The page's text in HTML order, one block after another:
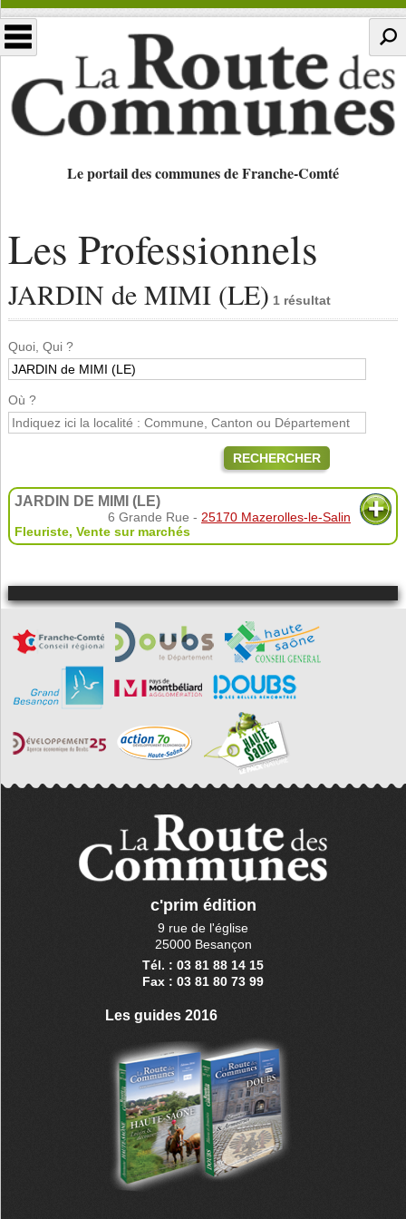
Le portail des communes de Franche-Comté
Les Professionnels
JARDIN de MIMI (LE) 1 résultat
Quoi, Qui ?
Où ?
RECHERCHER
JARDIN DE MIMI (LE)
6 Grande Rue - 25170 Mazerolles-le-Salin
Fleuriste, Vente sur marchés
c'prim édition
9 rue de l'église
25000 Besançon
Tél. : 03 81 88 14 15
Fax : 03 81 80 73 99
Les guides 2016